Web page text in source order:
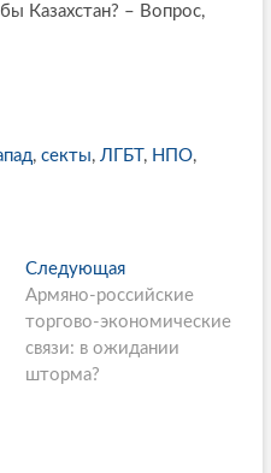
Казахстан? – Вопрос,
, секты, ЛГБТ , НПО,
Следующая
л
е
д
Армяно-российские
торгово-экономические
связи: в ожидании
шторма?